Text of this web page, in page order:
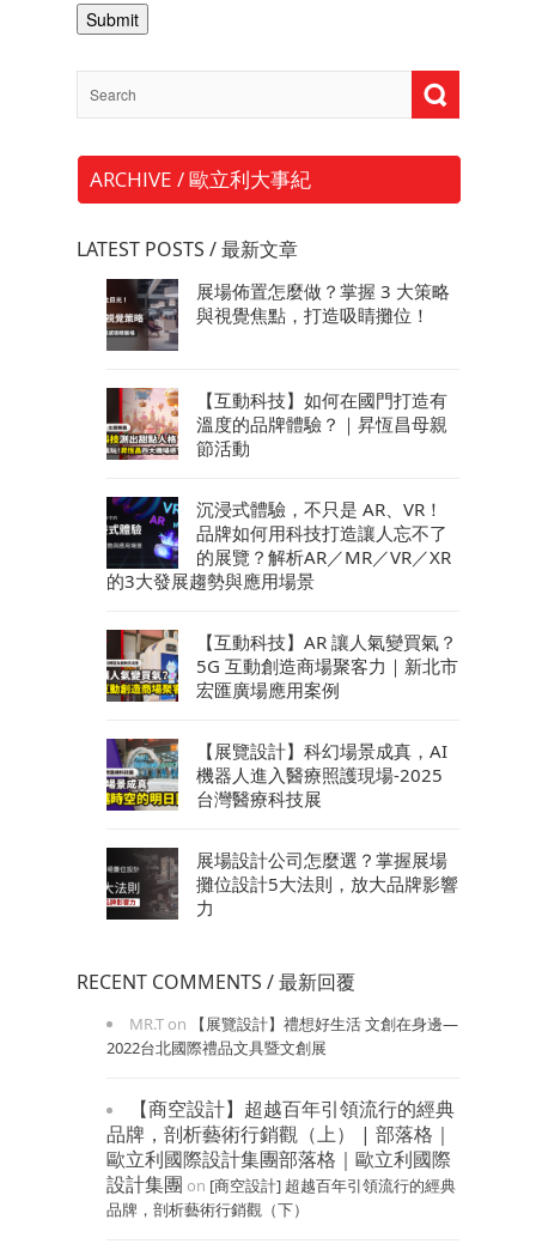
ARCHIVE / 歐立利大事紀
LATEST POSTS / 最新文章
展場佈置怎麼做？掌握 3 大策略
與視覺焦點，打造吸睛攤位！
【互動科技】如何在國門打造有
溫度的品牌體驗？｜昇恆昌母親
節活動
沉浸式體驗，不只是 AR、VR！
品牌如何用科技打造讓人忘不了
的展覽？解析AR／MR／VR／XR
的3大發展趨勢與應用場景
【互動科技】AR 讓人氣變買氣？
5G 互動創造商場聚客力｜新北市
宏匯廣場應用案例
【展覽設計】科幻場景成真，AI
機器人進入醫療照護現場-2025
台灣醫療科技展
展場設計公司怎麼選？掌握展場
攤位設計5大法則，放大品牌影響
力
RECENT COMMENTS / 最新回覆
MR.T on
【展覽設計】禮想好生活 文創在身邊—
2022台北國際禮品文具暨文創展
【商空設計】超越百年引領流行的經典
品牌，剖析藝術行銷觀（上） | 部落格｜
歐立利國際設計集團部落格｜歐立利國際
設計集團 on [商空設計] 超越百年引領流行的經典
品牌，剖析藝術行銷觀（下）